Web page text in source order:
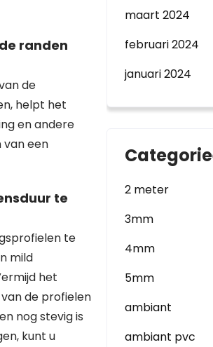
randen
de
helpt het
en andere
van een
te
te
mild
het
de profielen
nog stevig is
kunt u
maart 2024
februari 2024
januari 2024
2 meter
3mm
4mm
5mm
ambiant
ambiant pvc